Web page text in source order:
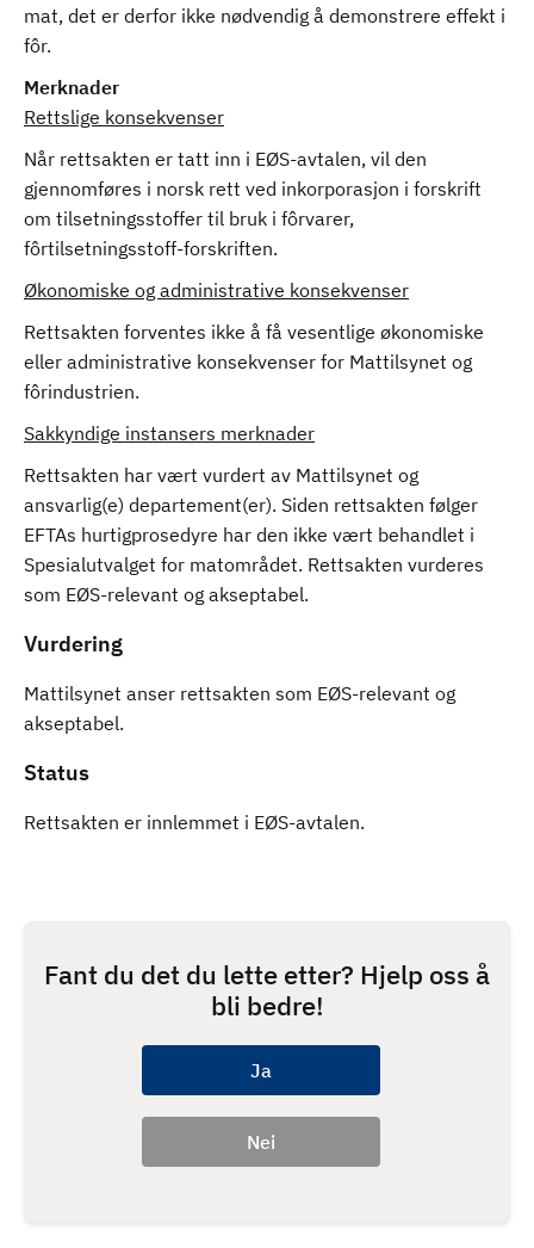
mat, det er derfor ikke nødvendig å demonstrere effekt i
fôr.
Merknader
Rettslige konsekvenser
Når rettsakten er tatt inn i EØS-avtalen, vil den
gjennomføres i norsk rett ved inkorporasjon i forskrift
om tilsetningsstoffer til bruk i fôrvarer,
fôrtilsetningsstoff-forskriften.
Økonomiske og administrative konsekvenser
Rettsakten forventes ikke å få vesentlige økonomiske
eller administrative konsekvenser for Mattilsynet og
fôrindustrien.
Sakkyndige instansers merknader
Rettsakten har vært vurdert av Mattilsynet og
ansvarlig(e) departement(er). Siden rettsakten følger
EFTAs hurtigprosedyre har den ikke vært behandlet i
Spesialutvalget for matområdet. Rettsakten vurderes
som EØS-relevant og akseptabel.
Vurdering
Mattilsynet anser rettsakten som EØS-relevant og
akseptabel.
Status
Rettsakten er innlemmet i EØS-avtalen.
Fant du det du lette etter? Hjelp oss å
bli bedre!